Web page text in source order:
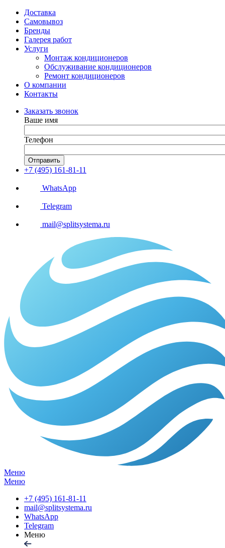
Доставка
Самовывоз
Бренды
Галерея работ
Услуги
Монтаж кондиционеров
Обслуживание кондиционеров
Ремонт кондиционеров
О компании
Контакты
Заказать звонок
Ваше имя
Телефон
Отправить
+7 (495) 161-81-11
WhatsApp
Telegram
mail@splitsystema.ru
Меню
Меню
+7 (495) 161-81-11
mail@splitsystema.ru
WhatsApp
Telegram
Меню